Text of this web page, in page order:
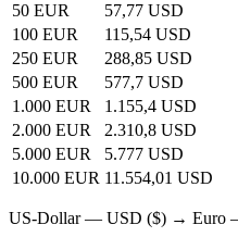
50 EUR
57,77 USD
100 EUR
115,54 USD
250 EUR
288,85 USD
500 EUR
577,7 USD
1.000 EUR
1.155,4 USD
2.000 EUR
2.310,8 USD
5.000 EUR
5.777 USD
10.000 EUR 11.554,01 USD
US-Dollar — USD ($) → Euro